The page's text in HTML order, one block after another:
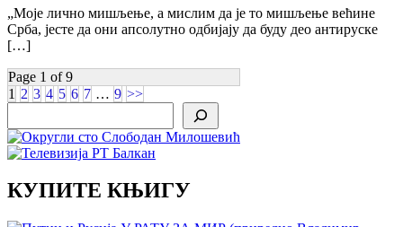
„Моје лично мишљење, а мислим да је то мишљење већине
Срба, јесте да они апсолутно одбијају да буду део антируске
[…]
Page 1 of 9
1 2 3 4 5 6 7 … 9 >>
КУПИТЕ КЊИГУ